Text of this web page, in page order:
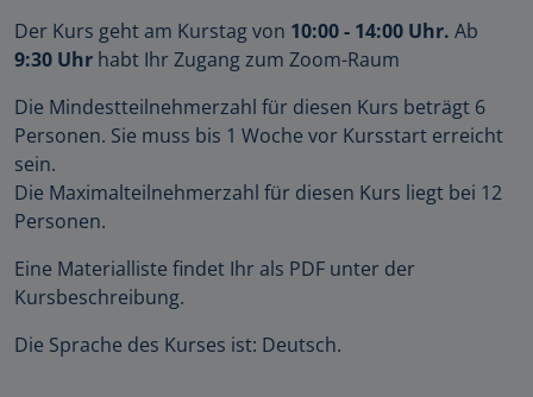
Der Kurs geht am Kurstag von 10:00 - 14:00 Uhr. Ab
9:30 Uhr habt Ihr Zugang zum Zoom-Raum
Die Mindestteilnehmerzahl für diesen Kurs beträgt 6
Personen. Sie muss bis 1 Woche vor Kursstart erreicht
sein.
Die Maximalteilnehmerzahl für diesen Kurs liegt bei 12
Personen.
Eine Materialliste findet Ihr als PDF unter der
Kursbeschreibung.
Die Sprache des Kurses ist: Deutsch.